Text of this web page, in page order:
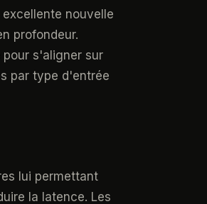
nouvelle
profondeur.
s'aligner sur
par type d'entrée
lui permettant
la latence. Les